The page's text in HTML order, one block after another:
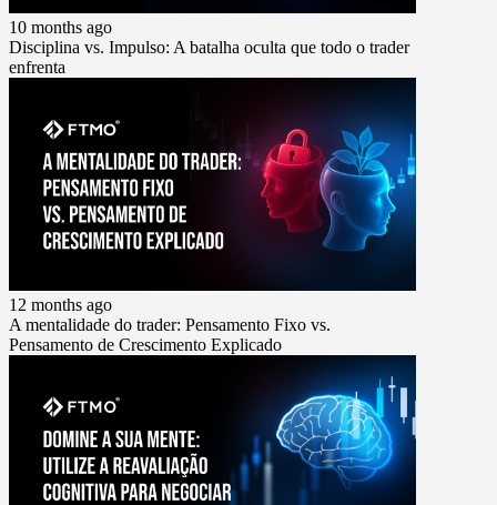
10 months ago
Disciplina vs. Impulso: A batalha oculta que todo o trader
enfrenta
12 months ago
A mentalidade do trader: Pensamento Fixo vs.
Pensamento de Crescimento Explicado